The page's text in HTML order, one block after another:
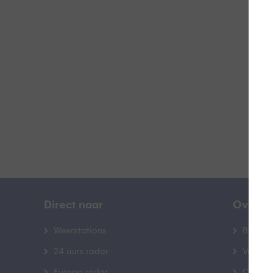
Direct naar
Weerstations
24 uurs radar
Over